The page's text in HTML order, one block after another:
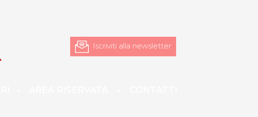
Iscriviti alla newsletter